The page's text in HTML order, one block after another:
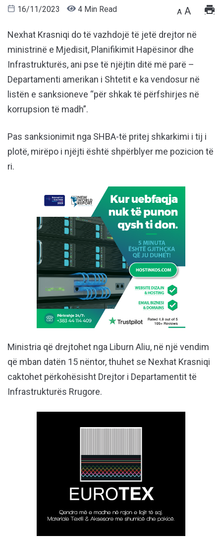
16/11/2023 4 Min Read A A
Nexhat Krasniqi do të vazhdojë të jetë drejtor në
ministrinë e Mjedisit, Planifikimit Hapësinor dhe
Infrastrukturës, ani pse të njëjtin ditë më parë –
Departamenti amerikan i Shtetit e ka vendosur në
listën e sanksioneve “për shkak të përfshirjes në
korrupsion të madh”.
Pas sanksionimit nga SHBA-të pritej shkarkimi i tij i
plotë, mirëpo i njëjti është shpërblyer me pozicion të
ri.
Ministria që drejtohet nga Liburn Aliu, në një vendim
që mban datën 15 nëntor, thuhet se Nexhat Krasniqi
caktohet përkohësisht Drejtor i Departamentit të
Infrastrukturës Rrugore.